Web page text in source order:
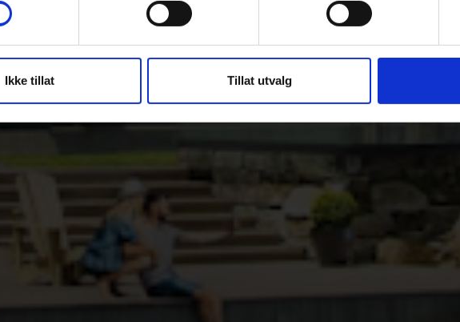
Ikke tillat Tillat utvalg